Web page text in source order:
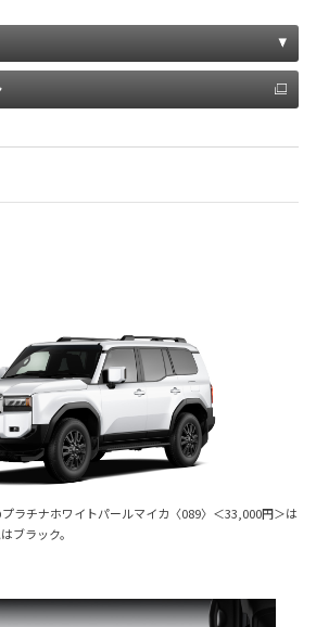
ラチナホワイトパールマイカ〈089〉＜33,000円＞は
ブラック。